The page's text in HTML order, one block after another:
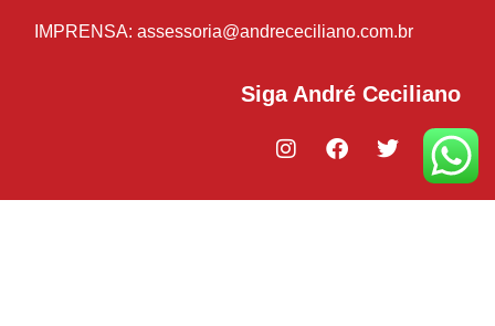
IMPRENSA: assessoria@andrececiliano.com.br
Siga André Ceciliano